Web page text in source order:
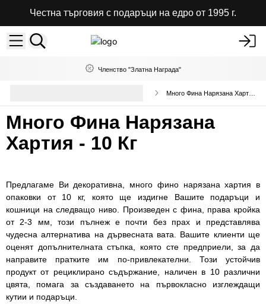
Честна търговия с подаръци на едро от 1995 г.
Членство "Златна Награда"
Много Фина Нарязана Хартия - 10 Кг
Много Фина Нарязана
Хартия - 10 Кг
Предлагаме Ви декоративна, много фино нарязана хартия в
опаковки от 10 кг, която ще издигне Вашите подаръци и
кошници на следващо ниво. Произведен с фина, права кройка
от 2-3 мм, този пълнеж е почти без прах и представлява
чудесна алтернатива на дървесната вата. Вашите клиенти ще
оценят допълнителната стъпка, която сте предприели, за да
направите пратките им по-привлекателни. Този устойчив
продукт от рециклирано съдържание, наличен в 10 различни
цвята, помага за създаването на първокласно изглеждащи
кутии и подаръци.